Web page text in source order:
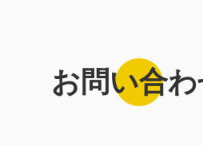
お問い合